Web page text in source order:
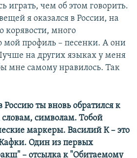
играть, чем об этом говорить.
я оказался в России, на
корявости, много
мой профиль – песенки. А они
на других языках у меня
мне самому нравилось. Так
ты вновь обратился к
символам. Тобой
маркеры. Василий К – это
Один из первых
– отсылка к "Обитаемому